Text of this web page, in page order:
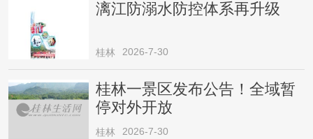
漓江防溺水防控体系再升级
桂林 2026-7-30
桂林一景区发布公告！全域暂
停对外开放
桂林 2026-7-30